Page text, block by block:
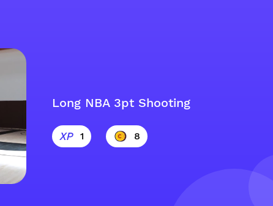
Long NBA 3pt Shooting
1 8